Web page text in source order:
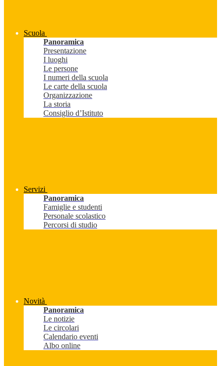
Scuola
Panoramica
Presentazione
I luoghi
Le persone
I numeri della scuola
Le carte della scuola
Organizzazione
La storia
Consiglio d’Istituto
Servizi
Panoramica
Famiglie e studenti
Personale scolastico
Percorsi di studio
Novità
Panoramica
Le notizie
Le circolari
Calendario eventi
Albo online